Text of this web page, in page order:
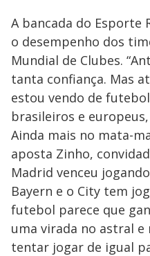
A bancada do Esporte
o desempenho dos
Mundial de Clubes.
tanta confiança. Mas
estou vendo de
brasileiros e
Ainda mais no mata-
aposta Zinho,
Madrid venceu
Bayern e o City tem
futebol parece que
uma virada no astral
tentar jogar de igual